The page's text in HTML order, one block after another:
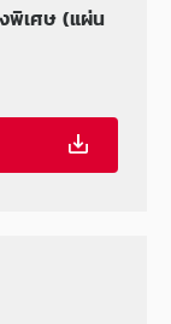
พิเศษ (แผ่น